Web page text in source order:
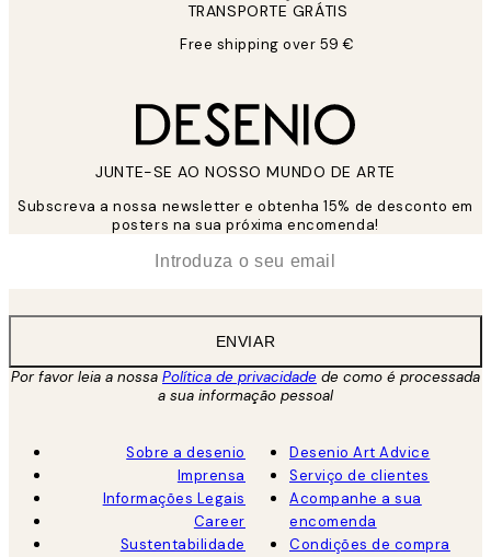
TRANSPORTE GRÁTIS
Free shipping over 59 €
JUNTE-SE AO NOSSO MUNDO DE ARTE
Subscreva a nossa newsletter e obtenha 15% de desconto em
posters na sua próxima encomenda!
ENVIAR
Por favor leia a nossa Política de privacidade de como é processada
a sua informação pessoal
Sobre a desenio
Imprensa
Informações Legais
Career
Sustentabilidade
Desenio Art Advice
Serviço de clientes
Acompanhe a sua
encomenda
Condições de compra